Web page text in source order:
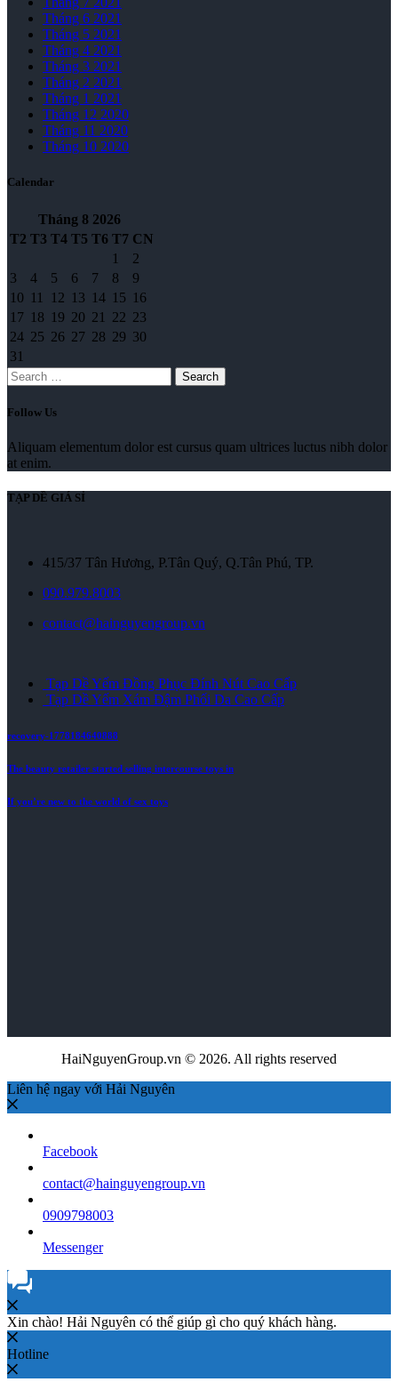
Tháng 6 2021
Tháng 5 2021
Tháng 4 2021
Tháng 3 2021
Tháng 2 2021
Tháng 1 2021
Tháng 12 2020
Tháng 11 2020
Tháng 10 2020
Calendar
Tháng 8 2026
T2 T3 T4 T5 T6 T7 CN
1
2
3
4 5 6 7 8
9
10 11 12 13 14 15 16
17 18 19 20 21 22 23
24 25 26 27 28 29 30
31
Search
Follow Us
Aliquam elementum dolor est cursus quam ultrices luctus nibh dolor
at enim.
TẠP DỀ GIÁ SỈ
415/37 Tân Hương, P.Tân Quý, Q.Tân Phú, TP.
090.979.8003
contact@hainguyengroup.vn
Tạp Dề Yếm Đồng Phục Đính Nút Cao Cấp
Tạp Dề Yếm Xám Đậm Phối Da Cao Cấp
recovery-1778184640888
The beauty retailer started selling intercourse toys in
If you’re new to the world of sex toys
HaiNguyenGroup.vn © 2026. All rights reserved
Liên hệ ngay với Hải Nguyên
Facebook
contact@hainguyengroup.vn
0909798003
Messenger
Xin chào! Hải Nguyên có thể giúp gì cho quý khách hàng.
Hotline